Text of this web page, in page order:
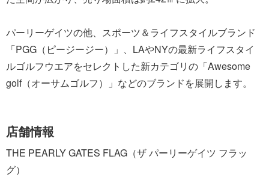
パーリーゲイツの他、スポーツ＆ライフスタイルブランド
「PGG（ピージージー）」、LAやNYの最新ライフスタイ
ルゴルフウエアをセレクトした新カテゴリの「Awesome
golf（オーサムゴルフ）」などのブランドを展開します。
店舗情報
THE PEARLY GATES FLAG（ザ パーリーゲイツ フラッ
グ）